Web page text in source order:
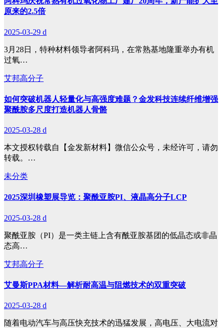
原来的2.5倍
2025-03-29 d
3月28日，特种材料领导者阿科玛，在常熟基地隆重举办有机
过氧…
艾邦高分子
如何突破机器人轻量化与高强度难题？金发科技连续纤维增强
聚酰胺多尺度打造机器人骨骼
2025-03-28 d
本文授权转载自【金发新材料】微信公众号，未经许可，请勿
转载。…
未分类
2025深圳橡塑展导览：聚酰亚胺PI、液晶高分子LCP
2025-03-28 d
聚酰亚胺（PI）是一类主链上含有酰亚胺基团的低晶态或非晶
态高…
艾邦高分子
艾曼斯PPA材料—解析耐高温与阻燃技术的双重突破
2025-03-28 d
随着电动汽车与高压快充技术的迅猛发展，高电压、大电流对